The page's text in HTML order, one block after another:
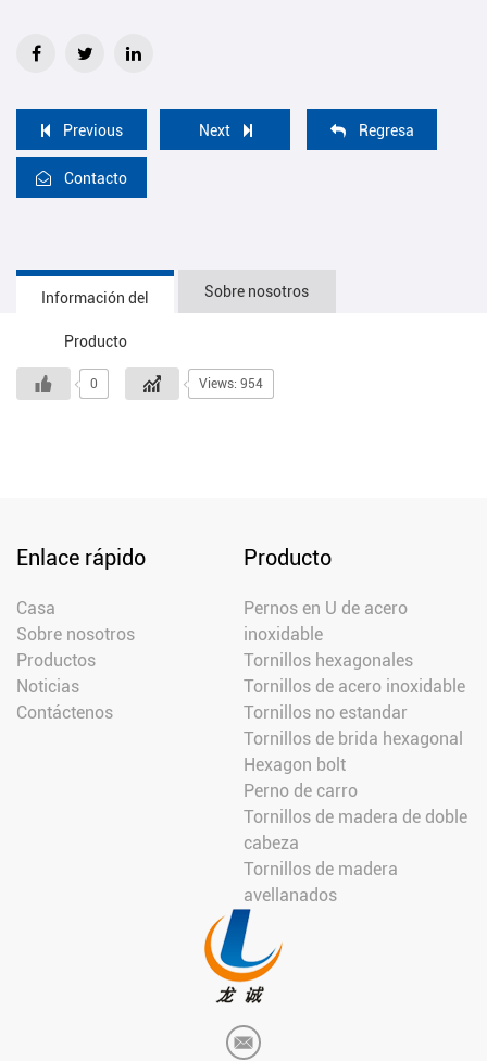
Previous Next Regresa
Contacto
Información del
Producto
Sobre nosotros
0 Views: 954
Enlace rápido
Casa
Sobre nosotros
Productos
Noticias
Contáctenos
Producto
Pernos en U de acero
inoxidable
Tornillos hexagonales
Tornillos de acero inoxidable
Tornillos no estandar
Tornillos de brida hexagonal
Hexagon bolt
Perno de carro
Tornillos de madera de doble
cabeza
Tornillos de madera
avellanados